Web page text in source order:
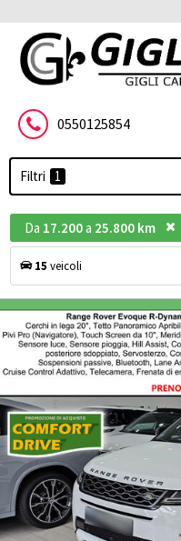
0550125854
Filtri
Da 17.200a 25.800 km
15 veicoli